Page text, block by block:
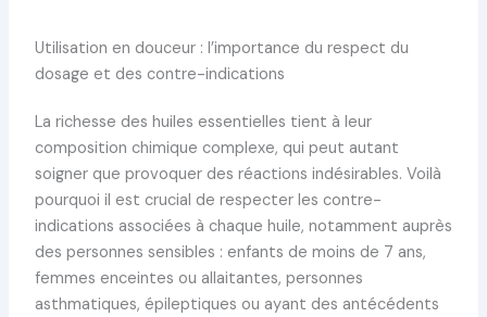
Utilisation en douceur : l’importance du respect du
dosage et des contre-indications
La richesse des huiles essentielles tient à leur
composition chimique complexe, qui peut autant
soigner que provoquer des réactions indésirables. Voilà
pourquoi il est crucial de respecter les contre-
indications associées à chaque huile, notamment auprès
des personnes sensibles : enfants de moins de 7 ans,
femmes enceintes ou allaitantes, personnes
asthmatiques, épileptiques ou ayant des antécédents